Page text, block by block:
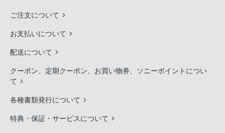
ご注文について
お支払いについて
配送について
クーポン、定期クーポン、お買い物券、ソニーポイントについ
て
各種書類発行について
特典・保証・サービスについて